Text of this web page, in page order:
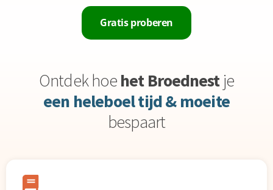
Gratis proberen
Ontdek hoehet Broednestje
een heleboel tijd & moeite
bespaart